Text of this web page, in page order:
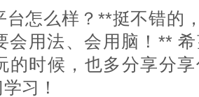
台怎么样？**挺不错的
会用法、会用脑！**
的时候，也多分享分
习！